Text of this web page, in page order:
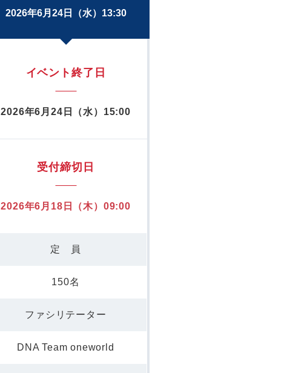
2026年6月24日（水）13:30
イベント終了日
2026年6月24日（水）15:00
受付締切日
2026年6月18日（木）09:00
定 員
150名
ファシリテーター
DNA Team oneworld